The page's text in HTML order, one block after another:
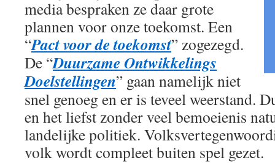
media bespraken ze daar grote
plannen voor onze toekomst. Een
“Pact voor de toekomst” zogezegd.
De “Duurzame Ontwikkelings
Doelstellingen” gaan namelijk niet
snel genoeg en er is teveel weerstand.
en het liefst zonder veel bemoeienis
landelijke politiek.
volk wordt compleet buiten spel gezet.